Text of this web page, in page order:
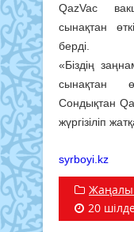
QazVac
сынақтан
берді.
«Біздің
сынақтан
Сондықтан
жүргізіліп
syrboyi.kz
20